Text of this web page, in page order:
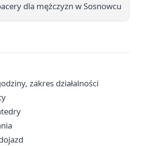
dla mężczyzn w Sosnowcu
zakres działalności